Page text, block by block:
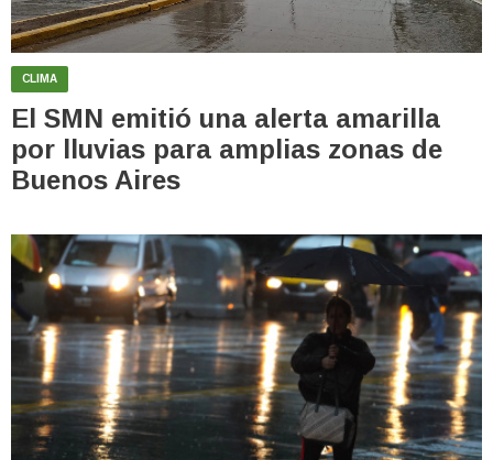
CLIMA
El SMN emitió una alerta amarilla
por lluvias para amplias zonas de
Buenos Aires